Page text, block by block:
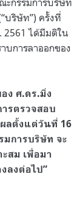
บริษัท”) ครั้งที่
2561 ได้มีมติใน
บการลาออกของ
ง ศ.ดร.มิ่ง
รตรวจสอบ
ลตั้งแต่วันที่ 16
การบริษัท จะ
สม เพื่อมา
ลงต่อไป”